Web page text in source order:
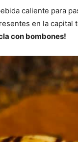
caliente para
en la capital
con bombones!